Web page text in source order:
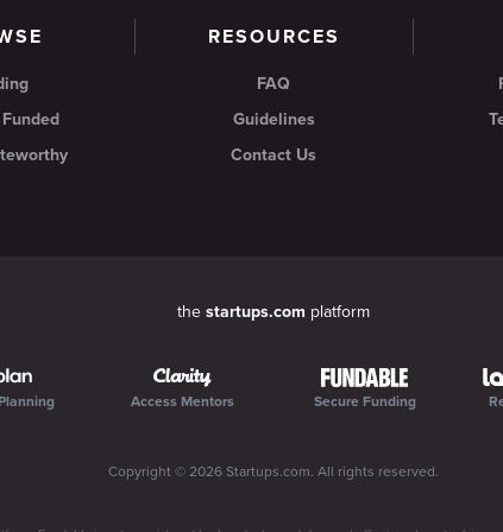
RESOURCES
FAQ
Guidelines
Contact Us
the startups.com platform
Access Mentors Secure Funding
Copyright © 2026 Startups.com. All rights reserved.